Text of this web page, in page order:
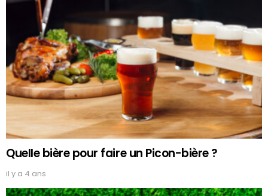
Quelle bière pour faire un Picon-bière ?
il y a 4 ans